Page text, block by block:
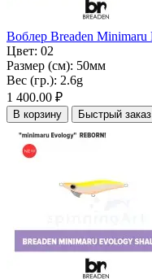
Воблер Breaden
Цвет: 02
Размер (см): 50мм
Вес (гр.): 2.6g
1 400.00 ₽
В корзину Быстрый заказ